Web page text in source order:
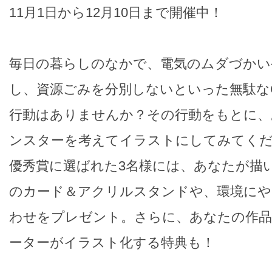
11月1日から12月10日まで開催中！
毎日の暮らしのなかで、電気のムダづか
し、資源ごみを分別しないといった無駄
行動はありませんか？その行動をもとに
ンスターを考えてイラストにしてみてく
優秀賞に選ばれた3名様には、あなたが描
のカード＆アクリルスタンドや、環境に
わせをプレゼント。さらに、あなたの作
ーターがイラスト化する特典も！